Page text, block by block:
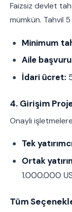
Faizsiz devlet
mümkün. Tahvil
Minimum
Aile
İdari ücret:
4. Girişim
Onaylı
Tek
Ortak
1.000.000
Tüm